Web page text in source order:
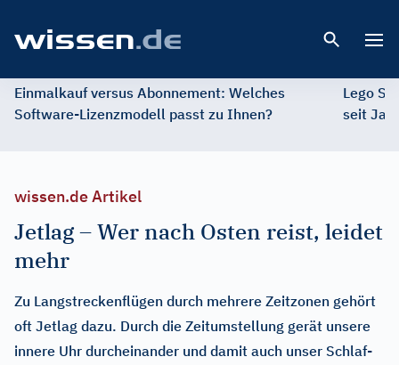
Einmalkauf versus Abonnement: Welches
Software-Lizenzmodell passt zu Ihnen?
Lego
seit
wissen.de Artikel
Jetlag – Wer nach Osten reist, leidet
mehr
Zu Langstreckenflügen durch mehrere Zeitzonen gehört
oft Jetlag dazu. Durch die Zeitumstellung gerät unsere
innere Uhr durcheinander und damit auch unser Schlaf-